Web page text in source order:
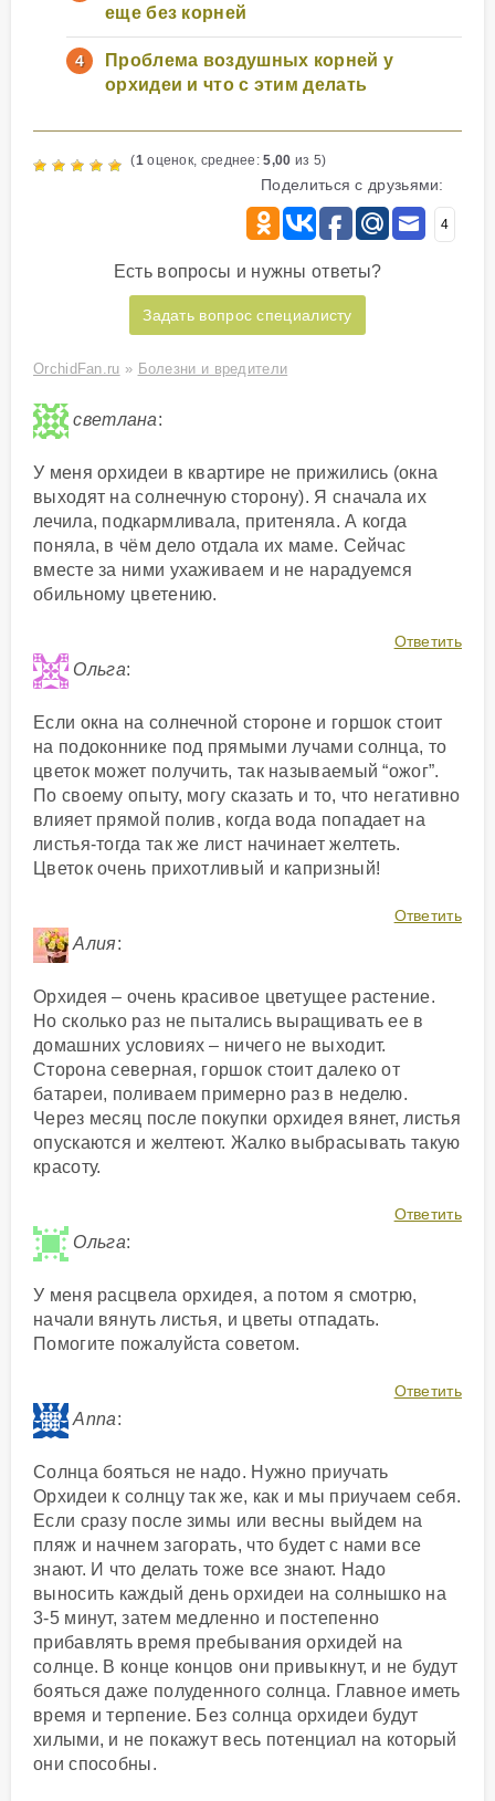
еще без корней
Проблема воздушных корней у
орхидеи и что с этим делать
(1оценок, среднее:5,00 из 5)
Поделиться с друзьями:
4
Есть вопросы и нужны ответы?
Задать вопрос специалисту
OrchidFan.ru » Болезни и вредители
светлана:
У меня орхидеи в квартире не прижились (окна
выходят на солнечную сторону). Я сначала их
лечила, подкармливала, притеняла. А когда
поняла, в чём дело отдала их маме. Сейчас
вместе за ними ухаживаем и не нарадуемся
обильному цветению.
Ответить
Ольга:
Если окна на солнечной стороне и горшок стоит
на подоконнике под прямыми лучами солнца, то
цветок может получить, так называемый “ожог”.
По своему опыту, могу сказать и то, что негативно
влияет прямой полив, когда вода попадает на
листья-тогда так же лист начинает желтеть.
Цветок очень прихотливый и капризный!
Ответить
Алия:
Орхидея – очень красивое цветущее растение.
Но сколько раз не пытались выращивать ее в
домашних условиях – ничего не выходит.
Сторона северная, горшок стоит далеко от
батареи, поливаем примерно раз в неделю.
Через месяц после покупки орхидея вянет, листья
опускаются и желтеют. Жалко выбрасывать такую
красоту.
Ответить
Ольга:
У меня расцвела орхидея, а потом я смотрю,
начали вянуть листья, и цветы отпадать.
Помогите пожалуйста советом.
Ответить
Anna:
Солнца бояться не надо. Нужно приучать
Орхидеи к солнцу так же, как и мы приучаем себя.
Если сразу после зимы или весны выйдем на
пляж и начнем загорать, что будет с нами все
знают. И что делать тоже все знают. Надо
выносить каждый день орхидеи на солнышко на
3-5 минут, затем медленно и постепенно
прибавлять время пребывания орхидей на
солнце. В конце концов они привыкнут, и не будут
бояться даже полуденного солнца. Главное иметь
время и терпение. Без солнца орхидеи будут
хилыми, и не покажут весь потенциал на который
они способны.